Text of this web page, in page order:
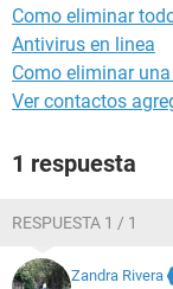
Como eliminar
Antivirus en linea
Como eliminar
Ver contactos
1 respuesta
RESPUESTA 1 / 1
Zandra Rivera